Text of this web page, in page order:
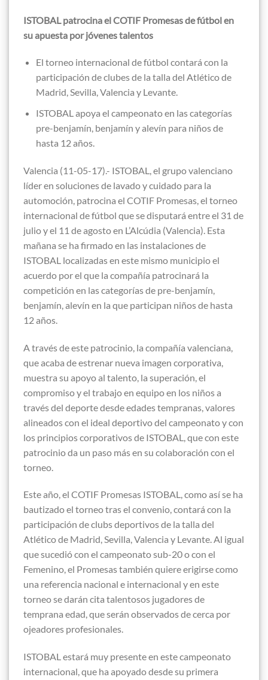
ISTOBAL patrocina el COTIF Promesas de fútbol en
su apuesta por jóvenes talentos
El torneo internacional de fútbol contará con la
participación de clubes de la talla del Atlético de
Madrid, Sevilla, Valencia y Levante.
ISTOBAL apoya el campeonato en las categorías
pre-benjamín, benjamín y alevín para niños de
hasta 12 años.
Valencia (11-05-17).- ISTOBAL, el grupo valenciano
líder en soluciones de lavado y cuidado para la
automoción, patrocina el COTIF Promesas, el torneo
internacional de fútbol que se disputará entre el 31 de
julio y el 11 de agosto en L’Alcúdia (Valencia). Esta
mañana se ha firmado en las instalaciones de
ISTOBAL localizadas en este mismo municipio el
acuerdo por el que la compañía patrocinará la
competición en las categorías de pre-benjamín,
benjamín, alevín en la que participan niños de hasta
12 años.
A través de este patrocinio, la compañía valenciana,
que acaba de estrenar nueva imagen corporativa,
muestra su apoyo al talento, la superación, el
compromiso y el trabajo en equipo en los niños a
través del deporte desde edades tempranas, valores
alineados con el ideal deportivo del campeonato y con
los principios corporativos de ISTOBAL, que con este
patrocinio da un paso más en su colaboración con el
torneo.
Este año, el COTIF Promesas ISTOBAL, como así se ha
bautizado el torneo tras el convenio, contará con la
participación de clubs deportivos de la talla del
Atlético de Madrid, Sevilla, Valencia y Levante. Al igual
que sucedió con el campeonato sub-20 o con el
Femenino, el Promesas también quiere erigirse como
una referencia nacional e internacional y en este
torneo se darán cita talentosos jugadores de
temprana edad, que serán observados de cerca por
ojeadores profesionales.
ISTOBAL estará muy presente en este campeonato
internacional, que ha apoyado desde su primera